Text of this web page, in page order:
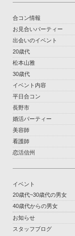
合コン情報
お見合いパーティー
出会いのイベント
20歳代
松本山雅
30歳代
イベント内容
平日合コン
長野市
婚活パーティー
美容師
看護師
恋活信州
イベント
20歳代~30歳代の男女
40歳代からの男女
お知らせ
スタッフブログ